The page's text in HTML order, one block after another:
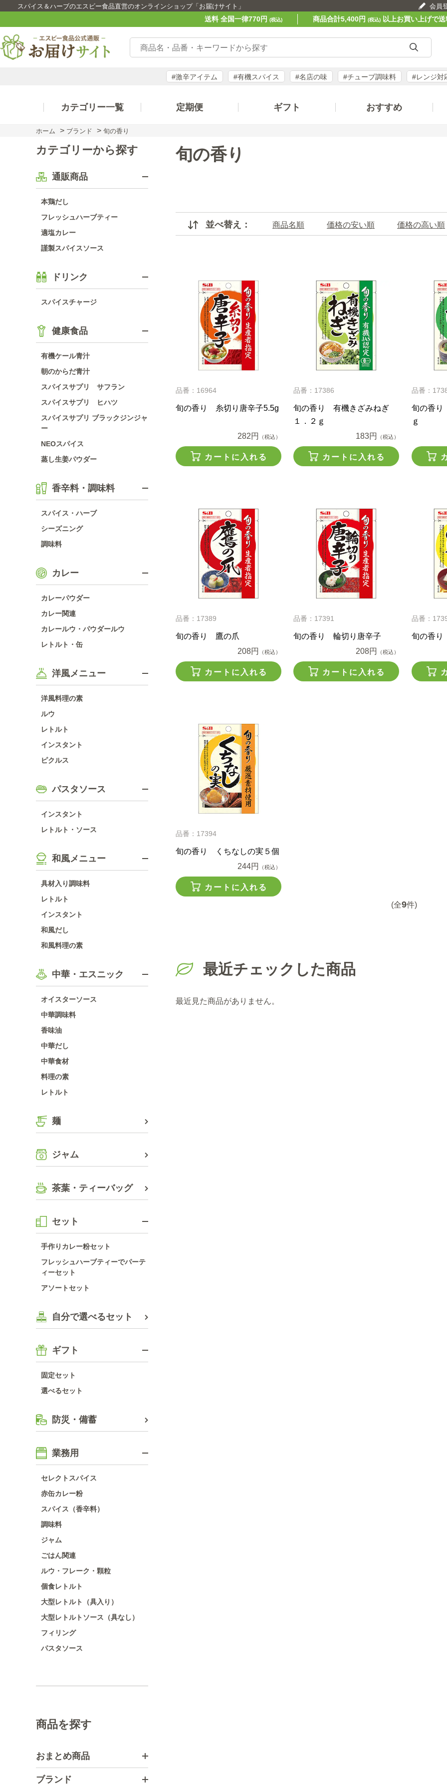
スパイス＆ハーブのエスビー食品直営のオンラインショップ「お届けサイト」 会員
送料 全国一律770円 (税込) 商品合計5,400円 (税込)以上お買い上げで送
#激辛アイテム #有機スパイス #名店の味 #チューブ調味料 #レンジ対
カテゴリー一覧 定期便 ギフト おすすめ
ホーム > ブランド > 旬の香り
カテゴリーから探す
通販商品
本鶏だし
フレッシュハーブティー
適塩カレー
謹製スパイスソース
ドリンク
スパイスチャージ
健康食品
有機ケール青汁
朝のからだ青汁
スパイスサプリ サフラン
スパイスサプリ ヒハツ
スパイスサプリ ブラックジンジャ
ー
NEOスパイス
蒸し生姜パウダー
香辛料・調味料
スパイス・ハーブ
シーズニング
調味料
カレー
カレーパウダー
カレー関連
カレールウ・パウダールウ
レトルト・缶
洋風メニュー
洋風料理の素
ルウ
レトルト
インスタント
ピクルス
パスタソース
インスタント
レトルト・ソース
和風メニュー
具材入り調味料
レトルト
インスタント
和風だし
和風料理の素
中華・エスニック
オイスターソース
中華調味料
香味油
中華だし
中華食材
料理の素
レトルト
麺
ジャム
茶葉・ティーバッグ
セット
手作りカレー粉セット
フレッシュハーブティーでパーテ
ィーセット
アソートセット
自分で選べるセット
ギフト
固定セット
選べるセット
防災・備蓄
業務用
セレクトスパイス
赤缶カレー粉
スパイス（香辛料）
調味料
ジャム
ごはん関連
ルウ・フレーク・顆粒
個食レトルト
大型レトルト（具入り）
大型レトルトソース（具なし）
フィリング
パスタソース
商品を探す
おまとめ商品
ブランド
旬の香り
並べ替え： 商品名順 価格の安い順 価格の高い順
品番：16964
旬の香り 糸切り唐辛子5.5g
282円 （税込）
カートに入れる
品番：17386
旬の香り 有機きざみねぎ
１．２ｇ
183円
（税込）
カートに入れる
品番：
旬の香り
ｇ
品番：17389
旬の香り 鷹の爪
208円
（税込）
カートに入れる
品番：17391
旬の香り 輪切り唐辛子
208円
（税込）
カートに入れる
品番：
旬の香
品番：17394
旬の香り くちなしの実５個
244円
（税込）
カートに入れる
(全9件)
最近チェックした商品
最近見た商品がありません。